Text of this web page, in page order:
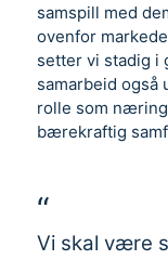
samspill med
ovenfor
setter vi stadig i
samarbeid også
rolle som
bærekraftig
Vi skal være